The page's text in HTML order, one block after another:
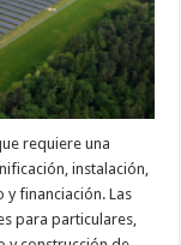
requiere una
instalación,
y financiación. Las
para particulares,